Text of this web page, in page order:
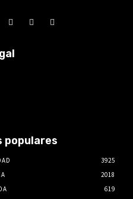
populares
3925
2018
619